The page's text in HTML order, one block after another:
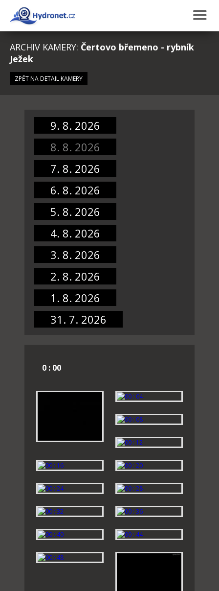
ARCHIV KAMERY: Čertovo břemeno - rybník
Ježek
ZPĚT NA DETAIL KAMERY
9. 8. 2026
8. 8. 2026
7. 8. 2026
6. 8. 2026
5. 8. 2026
4. 8. 2026
3. 8. 2026
2. 8. 2026
1. 8. 2026
31. 7. 2026
0 : 00